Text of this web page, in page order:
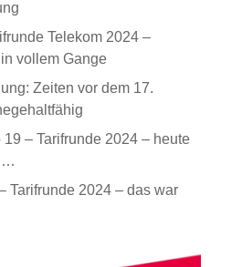
Telekom 2024 –
vollem Gange
Zeiten vor dem 17.
19 – Tarifrunde 2024 – heute
…
Tarifrunde 2024 – das war